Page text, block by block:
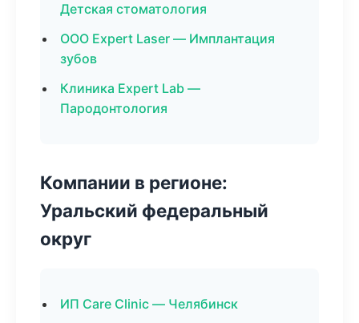
Детская стоматология
ООО Expert Laser — Имплантация
зубов
Клиника Expert Lab —
Пародонтология
Компании в регионе:
Уральский федеральный
округ
ИП Care Clinic — Челябинск